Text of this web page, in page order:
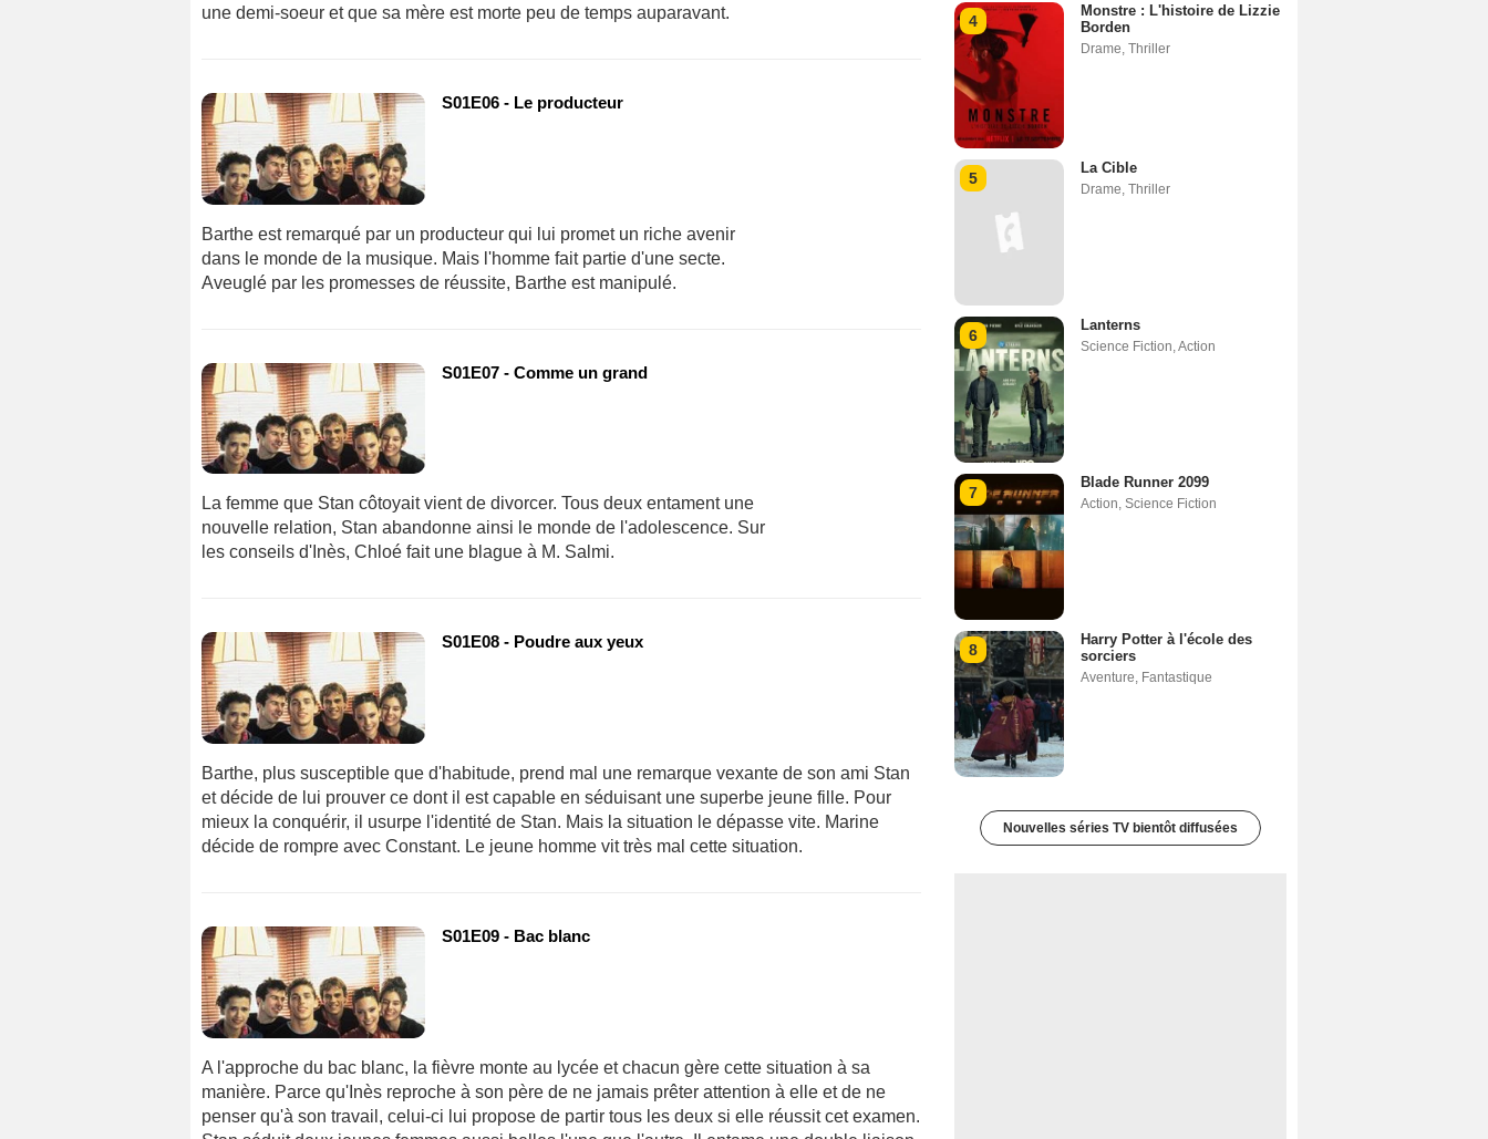
une demi-soeur et que sa mère est morte peu de temps auparavant.
S01E06 - Le producteur
Barthe est remarqué par un producteur qui lui promet un riche avenir
dans le monde de la musique. Mais l'homme fait partie d'une secte.
Aveuglé par les promesses de réussite, Barthe est manipulé.
S01E07 - Comme un grand
La femme que Stan côtoyait vient de divorcer. Tous deux entament une
nouvelle relation, Stan abandonne ainsi le monde de l'adolescence. Sur
les conseils d'Inès, Chloé fait une blague à M. Salmi.
S01E08 - Poudre aux yeux
Barthe, plus susceptible que d'habitude, prend mal une remarque vexante de son ami Stan
et décide de lui prouver ce dont il est capable en séduisant une superbe jeune fille. Pour
mieux la conquérir, il usurpe l'identité de Stan. Mais la situation le dépasse vite. Marine
décide de rompre avec Constant. Le jeune homme vit très mal cette situation.
S01E09 - Bac blanc
A l'approche du bac blanc, la fièvre monte au lycée et chacun gère cette situation à sa
manière. Parce qu'Inès reproche à son père de ne jamais prêter attention à elle et de ne
penser qu'à son travail, celui-ci lui propose de partir tous les deux si elle réussit cet examen.
4
Monstre : L'histoire de Lizzie
Borden
Drame Thriller
5
La Cible
Drame Thriller
6
Lanterns
Science Fiction Action
7
Blade Runner 2099
Action Science Fiction
8
Harry Potter à l'école des
sorciers
Aventure Fantastique
Nouvelles séries TV bientôt diffusées